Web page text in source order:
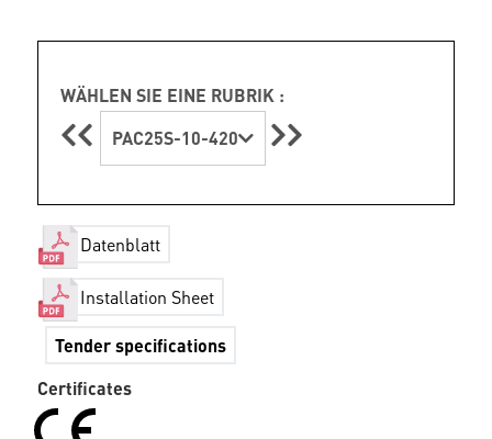
WÄHLEN SIE EINE RUBRIK :
PAC25S-10-420
Datenblatt
Installation Sheet
Tender specifications
Certificates